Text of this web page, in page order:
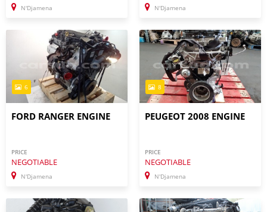
N'Djamena N'Djamena
6
FORD RANGER ENGINE
PRICE
NEGOTIABLE
N'Djamena
8
PEUGEOT 2008 ENGINE
PRICE
NEGOTIABLE
N'Djamena